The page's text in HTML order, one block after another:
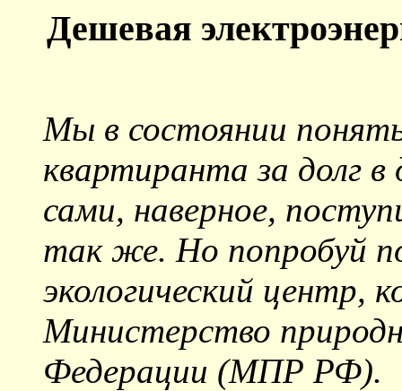
Дешевая
Мы в состоянии
квартиранта за долг
сами, наверное,
так же. Но попробуй
экологический центр,
Министерство
Федерации (МПР РФ).